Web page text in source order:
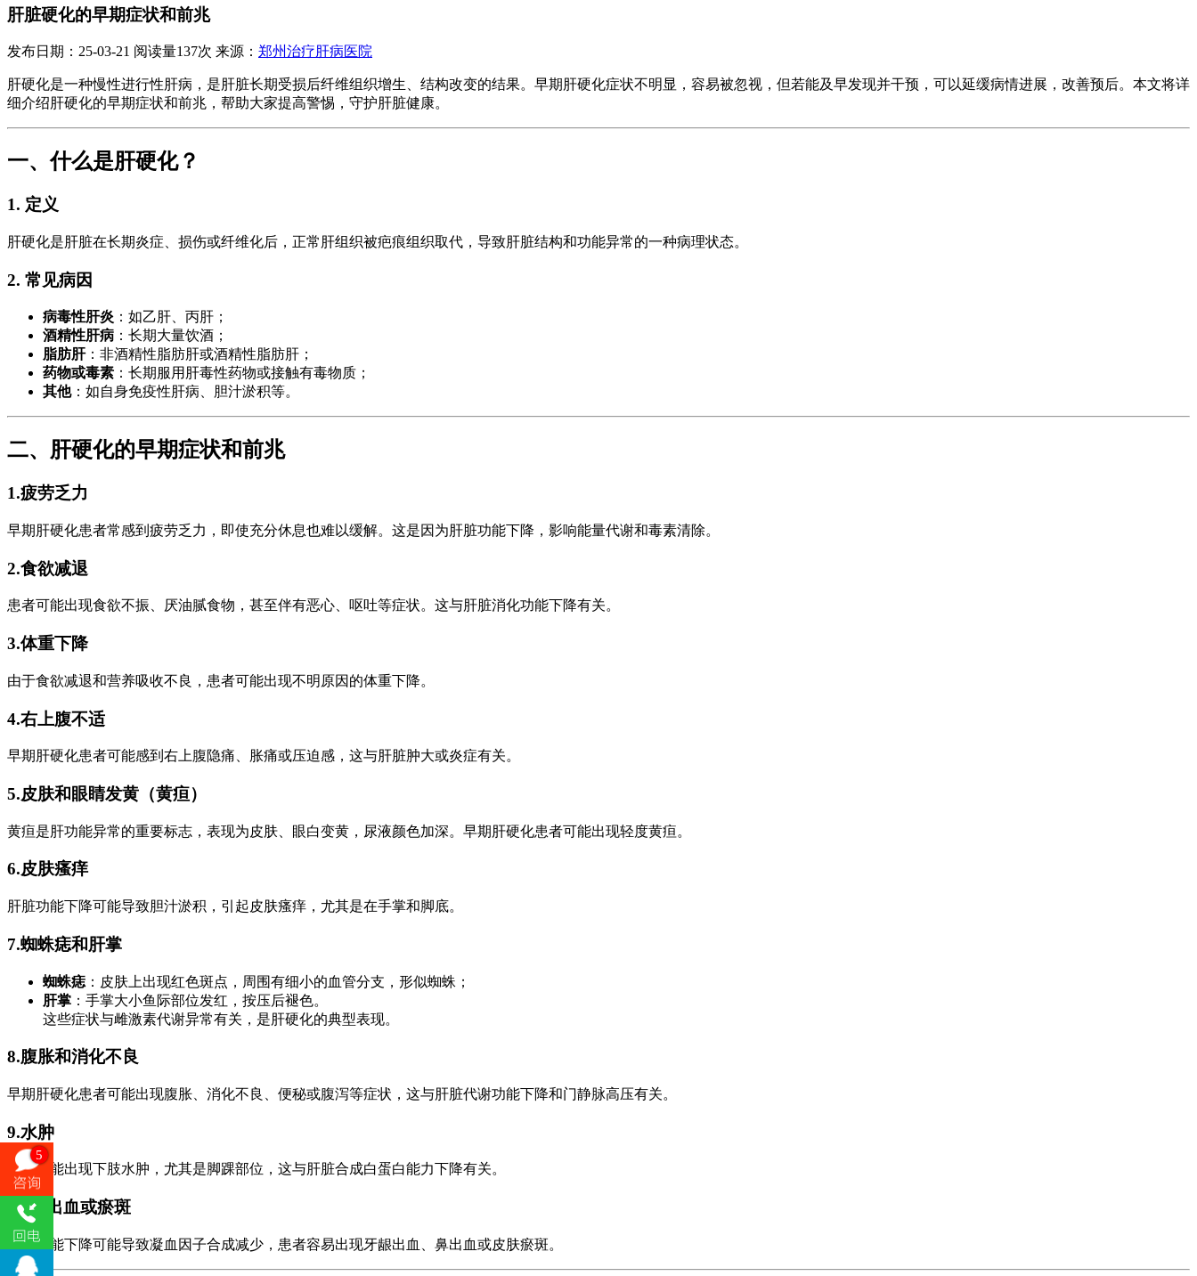
肝脏硬化的早期症状和前兆
发布日期：25-03-21 阅读量137次 来源： 郑州治疗肝病医院
肝硬化是一种慢性进行性肝病，是肝脏长期受损后纤维组织增生、结构改变的结果。早期肝硬化症状不明显，容易被忽视，但若能及早发现并干预，可以延缓病情进展，改善预后。本文将详
细介绍肝硬化的早期症状和前兆，帮助大家提高警惕，守护肝脏健康。
一、什么是肝硬化？
1. 定义
肝硬化是肝脏在长期炎症、损伤或纤维化后，正常肝组织被疤痕组织取代，导致肝脏结构和功能异常的一种病理状态。
2. 常见病因
病毒性肝炎 ：如乙肝、丙肝；
酒精性肝病 ：长期大量饮酒；
脂肪肝：非酒精性脂肪肝或酒精性脂肪肝；
药物或毒素 ：长期服用肝毒性药物或接触有毒物质；
其他：如自身免疫性肝病、胆汁淤积等。
二、肝硬化的早期症状和前兆
1.疲劳乏力
早期肝硬化患者常感到疲劳乏力，即使充分休息也难以缓解。这是因为肝脏功能下降，影响能量代谢和毒素清除。
2.食欲减退
患者可能出现食欲不振、厌油腻食物，甚至伴有恶心、呕吐等症状。这与肝脏消化功能下降有关。
3.体重下降
由于食欲减退和营养吸收不良，患者可能出现不明原因的体重下降。
4.右上腹不适
早期肝硬化患者可能感到右上腹隐痛、胀痛或压迫感，这与肝脏肿大或炎症有关。
5.皮肤和眼睛发黄（黄疸）
黄疸是肝功能异常的重要标志，表现为皮肤、眼白变黄，尿液颜色加深。早期肝硬化患者可能出现轻度黄疸。
6.皮肤瘙痒
肝脏功能下降可能导致胆汁淤积，引起皮肤瘙痒，尤其是在手掌和脚底。
7.蜘蛛痣和肝掌
蜘蛛痣 ：皮肤上出现红色斑点，周围有细小的血管分支，形似蜘蛛；
肝掌 ：手掌大小鱼际部位发红，按压后褪色。
这些症状与雌激素代谢异常有关，是肝硬化的典型表现。
8.腹胀和消化不良
早期肝硬化患者可能出现腹胀、消化不良、便秘或腹泻等症状，这与肝脏代谢功能下降和门静脉高压有关。
9.水肿
患者可能出现下肢水肿，尤其是脚踝部位，这与肝脏合成白蛋白能力下降有关。
10. 易出血或瘀斑
肝脏功能下降可能导致凝血因子合成减少，患者容易出现牙龈出血、鼻出血或皮肤瘀斑。
5